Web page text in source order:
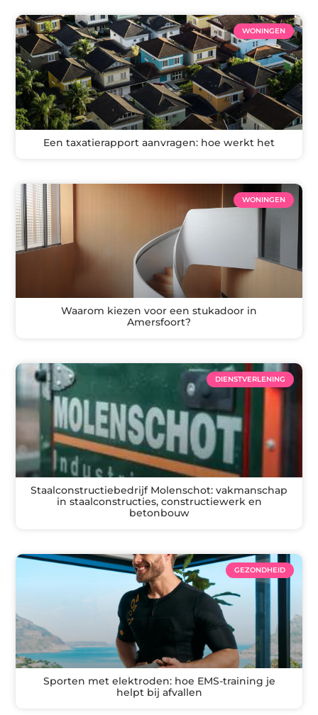
WONINGEN
Een taxatierapport aanvragen: hoe werkt het
WONINGEN
Waarom kiezen voor een stukadoor in
Amersfoort?
DIENSTVERLENING
Staalconstructiebedrijf Molenschot: vakmanschap
in staalconstructies, constructiewerk en
betonbouw
GEZONDHEID
Sporten met elektroden: hoe EMS-training je
helpt bij afvallen